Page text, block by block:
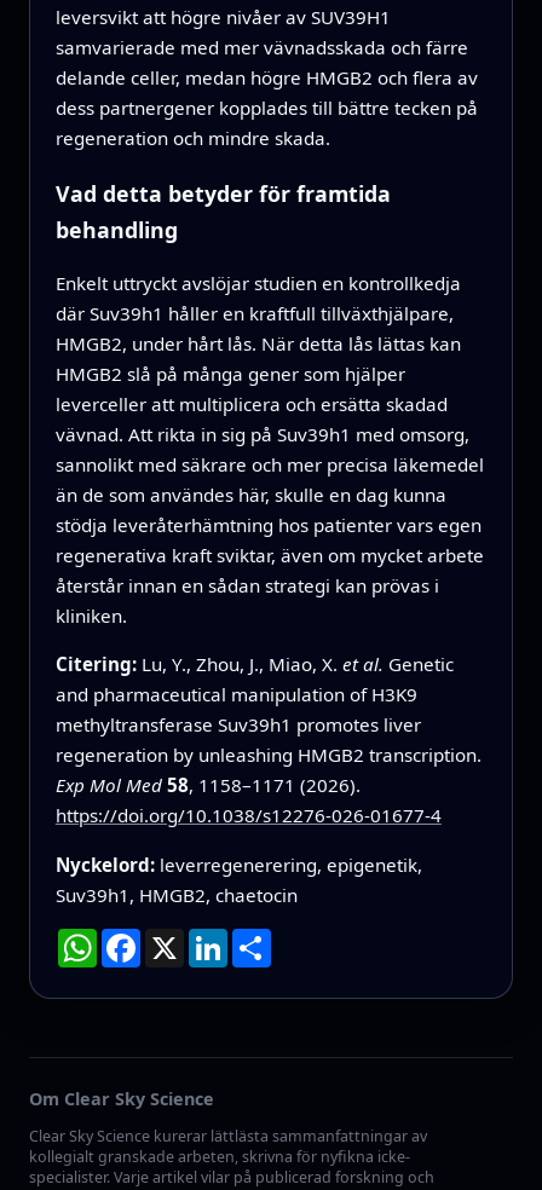
leversvikt att högre nivåer av SUV39H1
samvarierade med mer vävnadsskada och färre
delande celler, medan högre HMGB2 och flera av
dess partnergener kopplades till bättre tecken på
regeneration och mindre skada.
Vad detta betyder för framtida
behandling
Enkelt uttryckt avslöjar studien en kontrollkedja
där Suv39h1 håller en kraftfull tillväxthjälpare,
HMGB2, under hårt lås. När detta lås lättas kan
HMGB2 slå på många gener som hjälper
leverceller att multiplicera och ersätta skadad
vävnad. Att rikta in sig på Suv39h1 med omsorg,
sannolikt med säkrare och mer precisa läkemedel
än de som användes här, skulle en dag kunna
stödja leveråterhämtning hos patienter vars egen
regenerativa kraft sviktar, även om mycket arbete
återstår innan en sådan strategi kan prövas i
kliniken.
Citering: Lu, Y., Zhou, J., Miao, X. et al. Genetic
and pharmaceutical manipulation of H3K9
methyltransferase Suv39h1 promotes liver
regeneration by unleashing HMGB2 transcription.
Exp Mol Med 58, 1158–1171 (2026).
https://doi.org/10.1038/s12276-026-01677-4
Nyckelord: leverregenerering, epigenetik,
Suv39h1, HMGB2, chaetocin
WhatsApp
Facebook
X LinkedIn
Dela
Om Clear Sky Science
Clear Sky Science kurerar lättlästa sammanfattningar av
kollegialt granskade arbeten, skrivna för nyfikna icke-
specialister. Varje artikel vilar på publicerad forskning och